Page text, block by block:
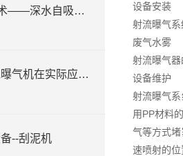
水下的“呼吸”艺术——深水自吸式潜水曝气机的技术原理与核心优势
深水自吸式潜水曝气机在实际应用场景中的性能优势
--刮泥机
设备安装
射流曝气
废气水雾
射流曝气
设备维护
射流曝气
用PP材料
气等方式
速喷射的